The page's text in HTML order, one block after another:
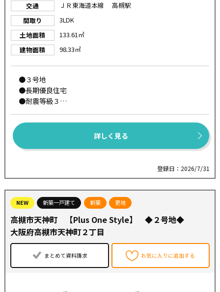
交通
ＪＲ東海道本線 高槻駅
間取り
3LDK
土地面積
133.61㎡
建物面積
98.33㎡
●３号地
●長期優良住宅
●耐震等級３
●太陽光発電標準装備
●断熱等級５
●一次エネルギー消費量等級６
●現地ご案内可能です♪
●フレンドマート高槻美しが丘店・・・徒歩８分
●セブンイレブン・・・徒歩１２分
●ウエルシア・・・徒歩１３分
●奥天神二丁目やまぶき児童遊園・・・徒歩５分
詳しく見る
登録日：2026/7/31
NEW 新築一戸建て 新築 更地
高槻市天神町 【Plus One Style】 ◆２号地◆
大阪府高槻市天神町２丁目
まとめて資料請求 お気に入りに追加する